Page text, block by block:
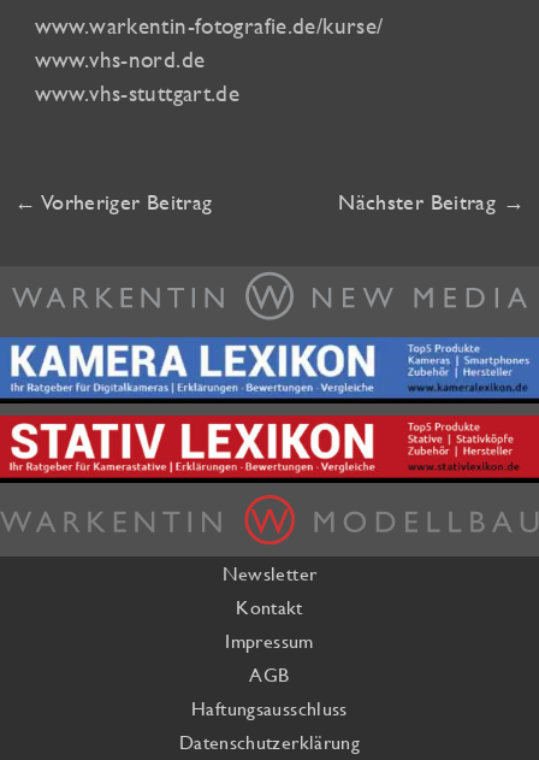
www.warkentin-fotografie.de/kurse/
www.vhs-nord.de
www.vhs-stuttgart.de
← Vorheriger Beitrag Nächster Beitrag →
Newsletter
Kontakt
Impressum
AGB
Haftungsausschluss
Datenschutzerklärung